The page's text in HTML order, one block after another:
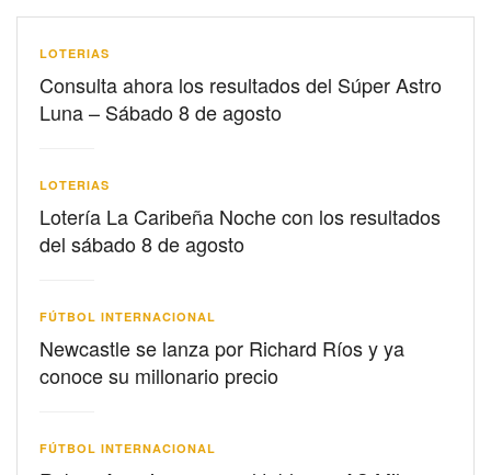
LOTERIAS
Consulta ahora los resultados del Súper Astro
Luna – Sábado 8 de agosto
LOTERIAS
Lotería La Caribeña Noche con los resultados
del sábado 8 de agosto
FÚTBOL INTERNACIONAL
Newcastle se lanza por Richard Ríos y ya
conoce su millonario precio
FÚTBOL INTERNACIONAL